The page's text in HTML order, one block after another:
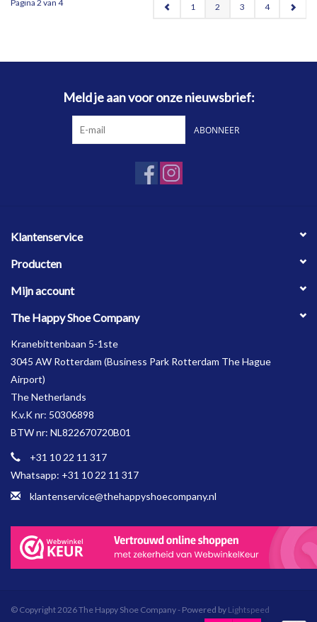
Pagina 2 van 4 1 2 3 4
Meld je aan voor onze nieuwsbrief:
ABONNEER
Klantenservice
Producten
Mijn account
The Happy Shoe Company
Kranebittenbaan 5-1ste
3045 AW Rotterdam (Business Park Rotterdam The Hague
Airport)
The Netherlands
K.v.K nr: 50306898
BTW nr: NL822670720B01
+31 10 22 11 317
Whatsapp: +31 10 22 11 317
klantenservice@thehappyshoecompany.nl
© Copyright 2026 The Happy Shoe Company - Powered by Lightspeed